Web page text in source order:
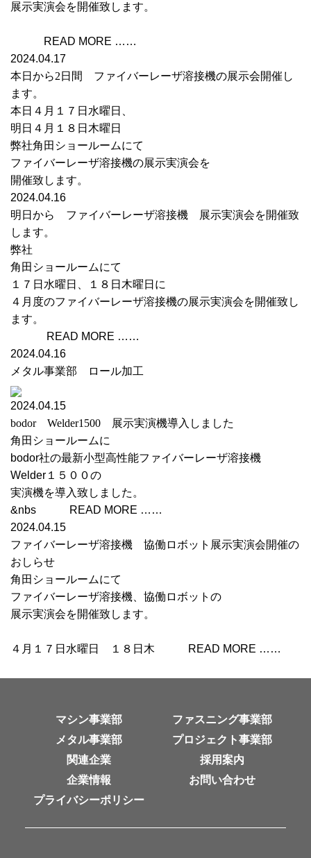
展示実演会を開催致します。
READ MORE ……
2024.04.17
本日から2日間 ファイバーレーザ溶接機の展示会開催し
ます。
本日４月１７日水曜日、
明日４月１８日木曜日
弊社角田ショールームにて
ファイバーレーザ溶接機の展示実演会を
開催致します。
2024.04.16
明日から ファイバーレーザ溶接機 展示実演会を開催致
します。
弊社
角田ショールームにて
１７日水曜日、１８日木曜日に
４月度のファイバーレーザ溶接機の展示実演会を開催致し
ます。
READ MORE ……
2024.04.16
メタル事業部 ロール加工
2024.04.15
bodor Welder1500 展示実演機導入しました
角田ショールームに
bodor社の最新小型高性能ファイバーレーザ溶接機
Welder１５００の
実演機を導入致しました。
&nbs READ MORE ……
2024.04.15
ファイバーレーザ溶接機 協働ロボット展示実演会開催の
おしらせ
角田ショールームにて
ファイバーレーザ溶接機、協働ロボットの
展示実演会を開催致します。
４月１７日水曜日 １８日木 READ MORE ……
マシン事業部
ファスニング事業部
メタル事業部
プロジェクト事業部
関連企業
採用案内
企業情報
お問い合わせ
プライバシーポリシー